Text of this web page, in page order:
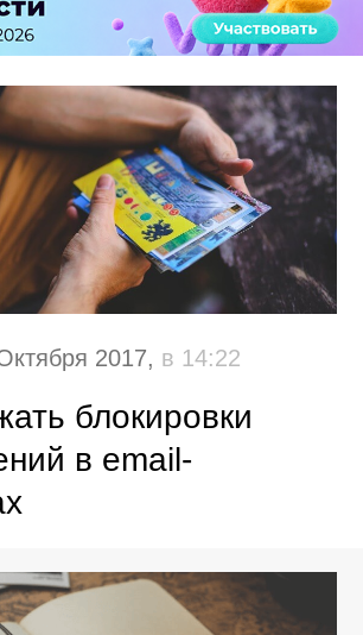
2017, в 14:22
блокировки
в email-